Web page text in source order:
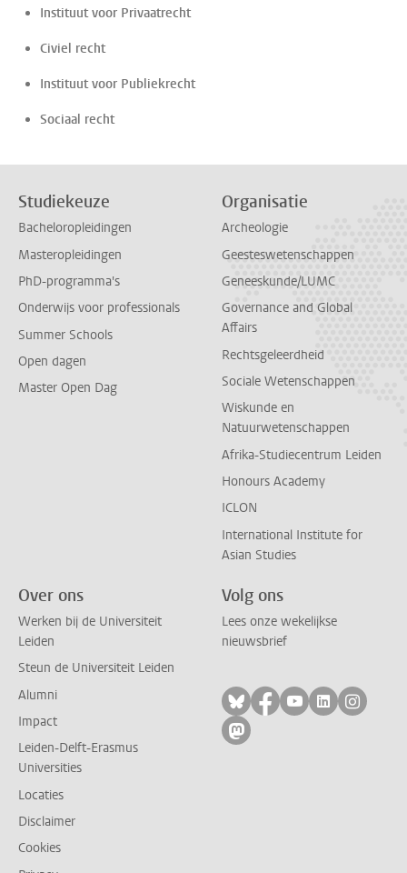
Instituut voor Privaatrecht
Civiel recht
Instituut voor Publiekrecht
Sociaal recht
Studiekeuze
Bacheloropleidingen
Masteropleidingen
PhD-programma's
Onderwijs voor professionals
Summer Schools
Open dagen
Master Open Dag
Organisatie
Archeologie
Geesteswetenschappen
Geneeskunde/LUMC
Governance and Global
Affairs
Rechtsgeleerdheid
Sociale Wetenschappen
Wiskunde en
Natuurwetenschappen
Afrika-Studiecentrum Leiden
Honours Academy
ICLON
International Institute for
Asian Studies
Over ons
Werken bij de Universiteit
Leiden
Steun de Universiteit Leiden
Alumni
Impact
Leiden-Delft-Erasmus
Universities
Locaties
Disclaimer
Cookies
Volg ons
Lees onze wekelijkse
nieuwsbrief
Volg ons op bluesky
Volg ons op
Volg ons op
Volg ons
Volg
Volg ons op mastodon